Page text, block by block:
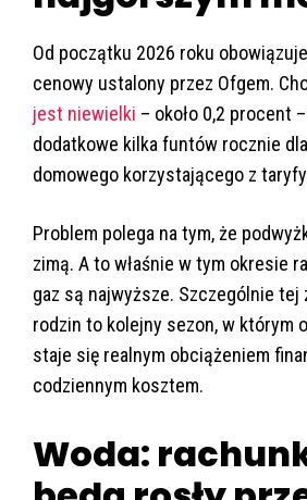
Od początku 2026 roku
cenowy ustalony przez Ofgem.
jest niewielki – około 0,2 procent
dodatkowe kilka funtów rocznie
domowego korzystającego z
Problem polega na tym, że
zimą. A to właśnie w tym okresie
gaz są najwyższe. Szczególnie tej
rodzin to kolejny sezon, w którym
staje się realnym obciążeniem
codziennym kosztem.
Woda: